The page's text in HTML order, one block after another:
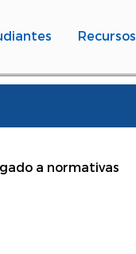
Recursos
a normativas